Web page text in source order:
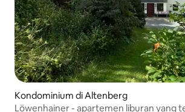
Kondominium di Altenberg
Löwenhainer - apartemen liburan yang